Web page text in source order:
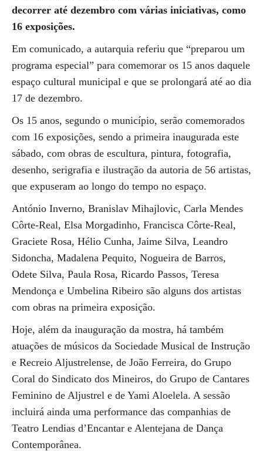
decorrer até dezembro com várias iniciativas, como
16 exposições.
Em comunicado, a autarquia referiu que “preparou um
programa especial” para comemorar os 15 anos daquele
espaço cultural municipal e que se prolongará até ao dia
17 de dezembro.
Os 15 anos, segundo o município, serão comemorados
com 16 exposições, sendo a primeira inaugurada este
sábado, com obras de escultura, pintura, fotografia,
desenho, serigrafia e ilustração da autoria de 56 artistas,
que expuseram ao longo do tempo no espaço.
António Inverno, Branislav Mihajlovic, Carla Mendes
Côrte-Real, Elsa Morgadinho, Francisca Côrte-Real,
Graciete Rosa, Hélio Cunha, Jaime Silva, Leandro
Sidoncha, Madalena Pequito, Nogueira de Barros,
Odete Silva, Paula Rosa, Ricardo Passos, Teresa
Mendonça e Umbelina Ribeiro são alguns dos artistas
com obras na primeira exposição.
Hoje, além da inauguração da mostra, há também
atuações de músicos da Sociedade Musical de Instrução
e Recreio Aljustrelense, de João Ferreira, do Grupo
Coral do Sindicato dos Mineiros, do Grupo de Cantares
Feminino de Aljustrel e de Yami Aloelela. A sessão
incluirá ainda uma performance das companhias de
Teatro Lendias d’Encantar e Alentejana de Dança
Contemporânea.